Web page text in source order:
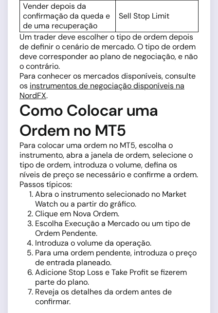
Vender depois da
confirmação da queda e
de uma recuperação
Sell Stop Limit
Um trader deve escolher o tipo de ordem depois
de definir o cenário de mercado. O tipo de ordem
deve corresponder ao plano de negociação, e não
o contrário.
Para conhecer os mercados disponíveis, consulte
os instrumentos de negociação disponíveis na
NordFX.
Como Colocar uma
Ordem no MT5
Para colocar uma ordem no MT5, escolha o
instrumento, abra a janela de ordem, selecione o
tipo de ordem, introduza o volume, defina os
níveis de preço se necessário e confirme a ordem.
Passos típicos:
Abra o instrumento selecionado no Market
Watch ou a partir do gráfico.
Clique em Nova Ordem.
Escolha Execução a Mercado ou um tipo de
Ordem Pendente.
Introduza o volume da operação.
Para uma ordem pendente, introduza o preço
de entrada planeado.
Adicione Stop Loss e Take Profit se fizerem
parte do plano.
Reveja os detalhes da ordem antes de
confirmar.